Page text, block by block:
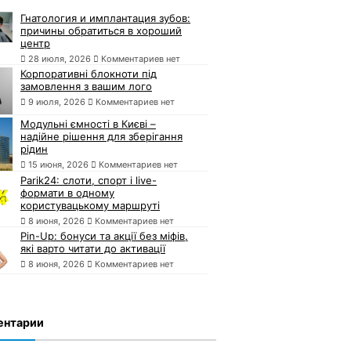
Гнатология и имплантация зубов:
причины обратиться в хороший
центр
28 июля, 2026 Комментариев нет
Корпоративні блокноти під
замовлення з вашим лого
9 июля, 2026 Комментариев нет
Модульні ємності в Києві –
надійне рішення для зберігання
рідин
15 июня, 2026 Комментариев нет
Parik24: слоти, спорт і live-
формати в одному
користувацькому маршруті
8 июня, 2026 Комментариев нет
Pin-Up: бонуси та акції без міфів,
які варто читати до активації
8 июня, 2026 Комментариев нет